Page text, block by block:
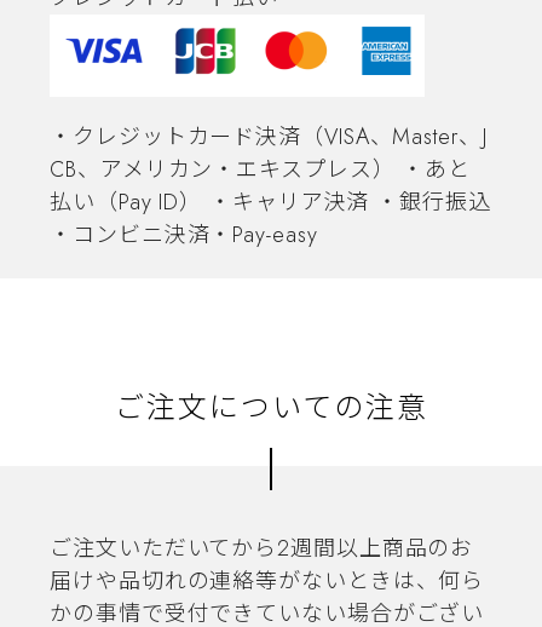
・クレジットカード決済（VISA、Master、J
CB、アメリカン・エキスプレス） ・あと
払い（Pay ID） ・キャリア決済 ・銀行振込
・コンビニ決済・Pay-easy
ご注文についての注意
ご注文いただいてから2週間以上商品のお
届けや品切れの連絡等がないときは、何ら
かの事情で受付できていない場合がござい